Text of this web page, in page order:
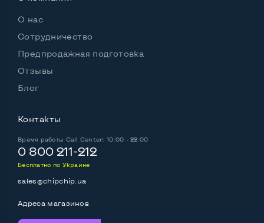
Оптический привод
Операционная системаWin 10 (30 дней)
Выход VGA
Выход Display port
Выход mini Display port
Разъем для карт SD/SDHC
О нас
Сотрудничество
Предпродажная подготовка
Отзывы
Блог
Контакты
Время работы Call Center: 10:00 - 22:00
0 800 211-212
Бесплатно по Украине
sales@chipchip.ua
Адреса магазинов